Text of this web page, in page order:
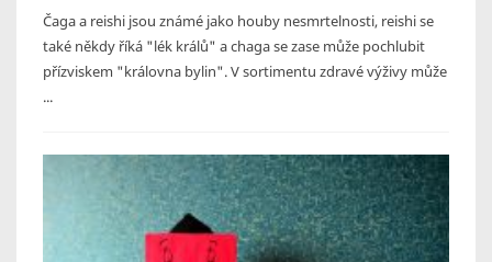
Čaga a reishi jsou známé jako houby nesmrtelnosti, reishi se
také někdy říká "lék králů" a chaga se zase může pochlubit
přízviskem "královna bylin". V sortimentu zdravé výživy může
...